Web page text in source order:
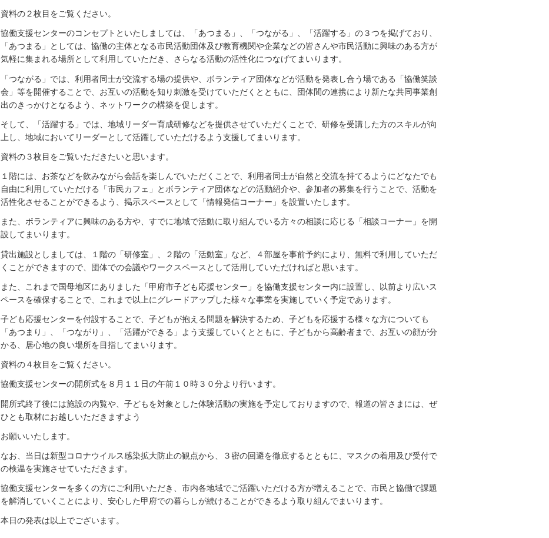
資料の２枚目をご覧ください。
協働支援センターのコンセプトといたしましては、「あつまる」、「つながる」、「活躍する」の３つを掲げており、
「あつまる」としては、協働の主体となる市民活動団体及び教育機関や企業などの皆さんや市民活動に興味のある方が
気軽に集まれる場所として利用していただき、さらなる活動の活性化につなげてまいります。
「つながる」では、利用者同士が交流する場の提供や、ボランティア団体などが活動を発表し合う場である「協働笑談
会」等を開催することで、お互いの活動を知り刺激を受けていただくとともに、団体間の連携により新たな共同事業創
出のきっかけとなるよう、ネットワークの構築を促します。
そして、「活躍する」では、地域リーダー育成研修などを提供させていただくことで、研修を受講した方のスキルが向
上し、地域においてリーダーとして活躍していただけるよう支援してまいります。
資料の３枚目をご覧いただきたいと思います。
１階には、お茶などを飲みながら会話を楽しんでいただくことで、利用者同士が自然と交流を持てるようにどなたでも
自由に利用していただける「市民カフェ」とボランティア団体などの活動紹介や、参加者の募集を行うことで、活動を
活性化させることができるよう、掲示スペースとして「情報発信コーナー」を設置いたします。
また、ボランティアに興味のある方や、すでに地域で活動に取り組んでいる方々の相談に応じる「相談コーナー」を開
設してまいります。
貸出施設としましては、１階の「研修室」、２階の「活動室」など、４部屋を事前予約により、無料で利用していただ
くことができますので、団体での会議やワークスペースとして活用していただければと思います。
また、これまで国母地区にありました「甲府市子ども応援センター」を協働支援センター内に設置し、以前より広いス
ペースを確保することで、これまで以上にグレードアップした様々な事業を実施していく予定であります。
子ども応援センターを付設することで、子どもが抱える問題を解決するため、子どもを応援する様々な方についても
「あつまり」、「つながり」、「活躍ができる」よう支援していくとともに、子どもから高齢者まで、お互いの顔が分
かる、居心地の良い場所を目指してまいります。
資料の４枚目をご覧ください。
協働支援センターの開所式を８月１１日の午前１０時３０分より行います。
開所式終了後には施設の内覧や、子どもを対象とした体験活動の実施を予定しておりますので、報道の皆さまには、ぜ
ひとも取材にお越しいただきますよう
お願いいたします。
なお、当日は新型コロナウイルス感染拡大防止の観点から、３密の回避を徹底するとともに、マスクの着用及び受付で
の検温を実施させていただきます。
協働支援センターを多くの方にご利用いただき、市内各地域でご活躍いただける方が増えることで、市民と協働で課題
を解消していくことにより、安心した甲府での暮らしが続けることができるよう取り組んでまいります。
本日の発表は以上でございます。